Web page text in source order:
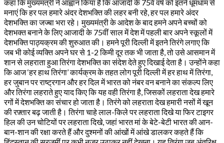
कहा कि मुख्यमंत्री ने आह्वान किया है कि आजादी के 75वें वर्ष को इतने धूमधाम से
मनाएं कि हर पल हमारे अंदर देशभक्ति की लहर बनी रहे, हर पल हमारे अंदर
देशभक्ति का जज्बा भरा रहे। मुख्यमंत्री के आदेश के बाद हमने अपने बच्चों को
देशभक्त बनाने के लिए आजादी के 75वीं साल में देश में पहली बार अपने स्कूलों में
देशभक्ति पाठ्यक्रम की शुरुआत की। हमने पूरी दिल्ली में इतने तिरंगे लगाए कि
जब भी कोई व्यक्ति अपने घर से 1-2 किमी दूर तक भी जाता है, तो उसे आसमान में
शान से लहराता हुआ तिरंगा देशभक्ति का संदेश देते हुए दिखाई देता है। उन्होंने कहा
कि आज ‘हर हाथ तिरंगा’ कार्यक्रम के तहत लोग पूरी दिल्ली में हर हाथ में तिरंगा,
हर जुबान पर राष्ट्रगान और हर दिल में भारत को नंबर वन बनाने का संकल्प लिए
और तिरंगा लहराते हुए याद किए कि यह वही तिरंगा है, जिसकों लहराता देख हमारे
रगों में देशभक्ति का संचार हो जाता है। तिरंगे को लहराता देख हमारी नसों में खून
की रफ़्तार बढ़ जाती है। तिरंगा चाहे लाल-किले पर लहराता दिखे या फिर टाइगर
हिल की उन चोटियों पर लहराता दिखे, जहां भारत मां के बेटे-बेटी भारत की आन-
बान-शान की रक्षा करते हैं और दुश्मनों की आंखों में आंखे डालकर कहते हैं कि